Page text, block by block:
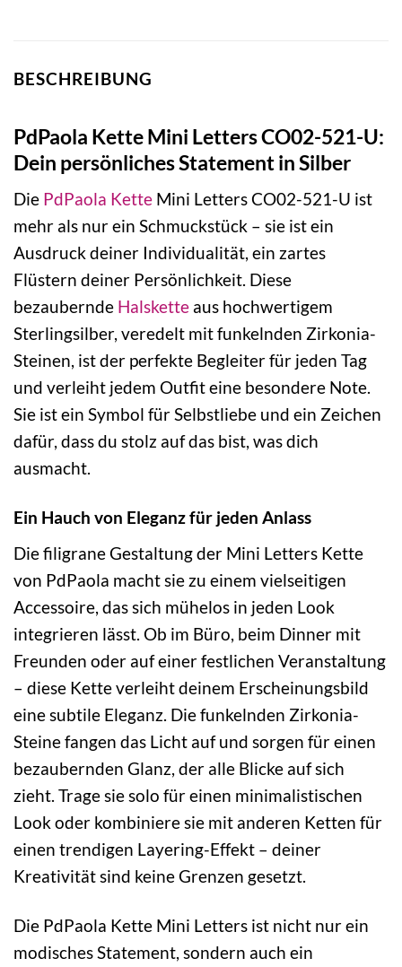
BESCHREIBUNG
PdPaola Kette Mini Letters CO02-521-U:
Dein persönliches Statement in Silber
Die PdPaola Kette Mini Letters CO02-521-U ist
mehr als nur ein Schmuckstück – sie ist ein
Ausdruck deiner Individualität, ein zartes
Flüstern deiner Persönlichkeit. Diese
bezaubernde Halskette aus hochwertigem
Sterlingsilber, veredelt mit funkelnden Zirkonia-
Steinen, ist der perfekte Begleiter für jeden Tag
und verleiht jedem Outfit eine besondere Note.
Sie ist ein Symbol für Selbstliebe und ein Zeichen
dafür, dass du stolz auf das bist, was dich
ausmacht.
Ein Hauch von Eleganz für jeden Anlass
Die filigrane Gestaltung der Mini Letters Kette
von PdPaola macht sie zu einem vielseitigen
Accessoire, das sich mühelos in jeden Look
integrieren lässt. Ob im Büro, beim Dinner mit
Freunden oder auf einer festlichen Veranstaltung
– diese Kette verleiht deinem Erscheinungsbild
eine subtile Eleganz. Die funkelnden Zirkonia-
Steine fangen das Licht auf und sorgen für einen
bezaubernden Glanz, der alle Blicke auf sich
zieht. Trage sie solo für einen minimalistischen
Look oder kombiniere sie mit anderen Ketten für
einen trendigen Layering-Effekt – deiner
Kreativität sind keine Grenzen gesetzt.
Die PdPaola Kette Mini Letters ist nicht nur ein
modisches Statement, sondern auch ein